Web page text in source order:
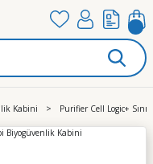
Kabini Purifier Cell Logic+